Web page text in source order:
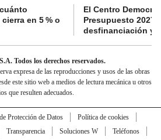
en 5 % o
El Centro
Presupuesto 2027
desfinanciación y
Todos los derechos reservados.
expresa de las reproducciones y usos de las obras
este sitio web a medios de lectura mecánica u otros
que resulten adecuados.
Protección de Datos
Política de cookies
Transparencia Soluciones W
Teléfonos